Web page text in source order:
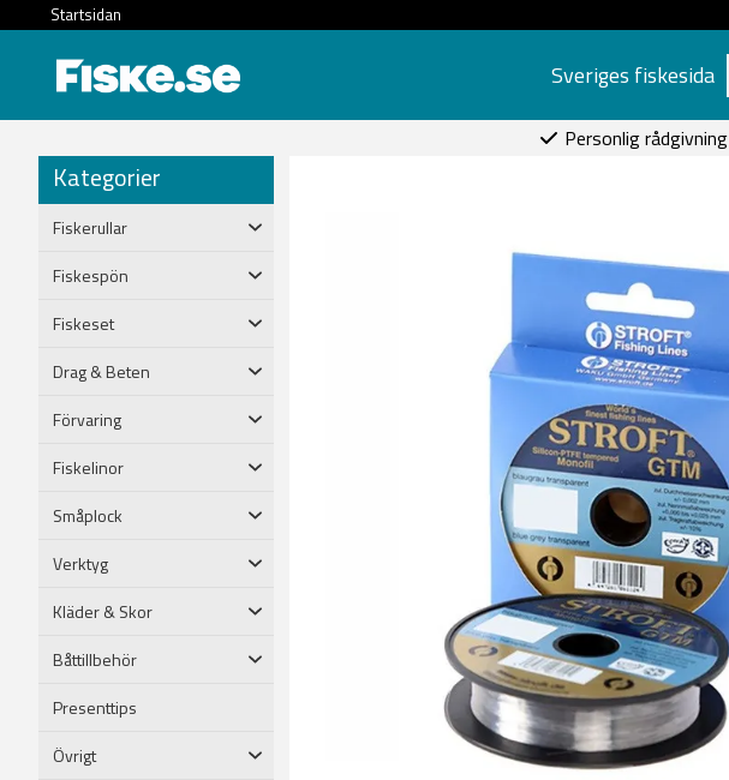
Startsidan
Sveriges fiskesida
Personlig rådgivning
Kategorier
Fiskerullar
Fiskespön
Fiskeset
Drag & Beten
Förvaring
Fiskelinor
Småplock
Verktyg
Kläder & Skor
Båttillbehör
Presenttips
Övrigt